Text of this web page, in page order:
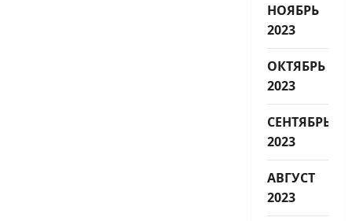
НОЯБРЬ
2023
ОКТЯБРЬ
2023
СЕНТЯБРЬ
2023
АВГУСТ
2023